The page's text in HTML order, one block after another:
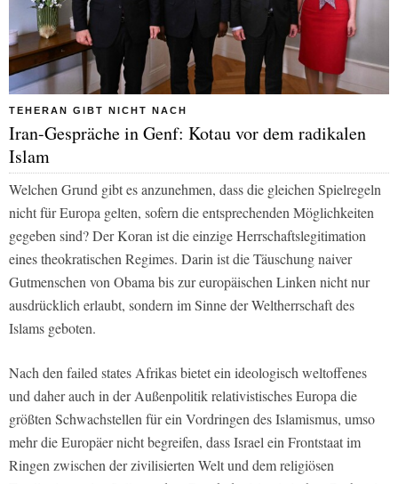
TEHERAN GIBT NICHT NACH
Iran-Gespräche in Genf: Kotau vor dem radikalen
Islam
Welchen Grund gibt es anzunehmen, dass die gleichen Spielregeln
nicht für Europa gelten, sofern die entsprechenden Möglichkeiten
gegeben sind? Der Koran ist die einzige Herrschaftslegitimation
eines theokratischen Regimes. Darin ist die Täuschung naiver
Gutmenschen von Obama bis zur europäischen Linken nicht nur
ausdrücklich erlaubt, sondern im Sinne der Weltherrschaft des
Islams geboten.
Nach den failed states Afrikas bietet ein ideologisch weltoffenes
und daher auch in der Außenpolitik relativistisches Europa die
größten Schwachstellen für ein Vordringen des Islamismus, umso
mehr die Europäer nicht begreifen, dass Israel ein Frontstaat im
Ringen zwischen der zivilisierten Welt und dem religiösen